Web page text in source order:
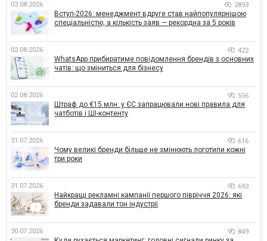
03.08.2026 2893
Вступ-2026: менеджмент вдруге став найпопулярнішою
спеціальністю, а кількість заяв — рекордна за 5 років
02.08.2026 422
WhatsApp прибиратиме повідомлення брендів з основних
чатів: що зміниться для бізнесу
02.08.2026 556
Штраф до €15 млн: у ЄС запрацювали нові правила для
чатботів і ШІ-контенту
31.07.2026 616
Чому великі бренди більше не змінюють логотипи кожні
три роки
31.07.2026 693
Найкращі рекламні кампанії першого півріччя 2026: які
бренди задавали тон індустрії
30.07.2026 849